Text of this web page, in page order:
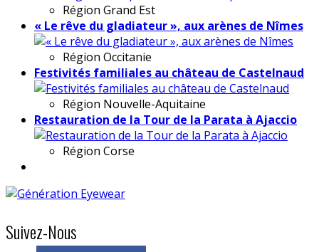
Région Grand Est
« Le rêve du gladiateur », aux arènes de Nîmes
Région Occitanie
Festivités familiales au château de Castelnaud
Région Nouvelle-Aquitaine
Restauration de la Tour de la Parata à Ajaccio
Région Corse
Suivez-Nous